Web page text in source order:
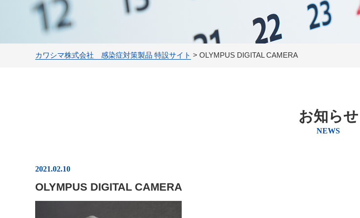
カワシマ株式会社 感染症対策製品 特設サイト > OLYMPUS DIGITAL CAMERA
お知らせ
NEWS
2021.02.10
OLYMPUS DIGITAL CAMERA